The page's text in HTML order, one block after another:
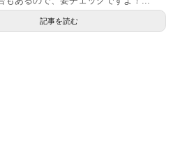
記事を読む